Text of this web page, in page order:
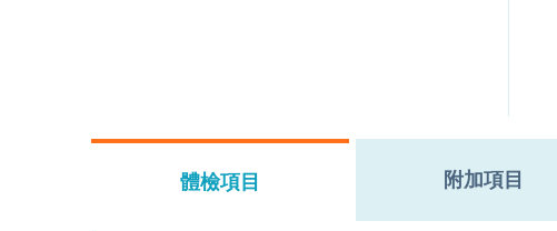
體檢項目 附加項目